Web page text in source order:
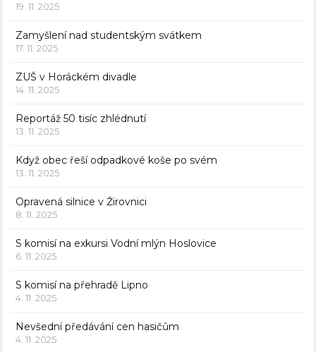
19. 11. 2025
Zamyšlení nad studentským svátkem
17. 11. 2025
ZUŠ v Horáckém divadle
14. 11. 2025
Reportáž 50 tisíc zhlédnutí
13. 11. 2025
Když obec řeší odpadkové koše po svém
13. 11. 2025
Opravená silnice v Žirovnici
8. 11. 2025
S komisí na exkursi Vodní mlýn Hoslovice
6. 11. 2025
S komisí na přehradě Lipno
4. 11. 2025
Nevšední předávání cen hasičům
4. 11. 2025